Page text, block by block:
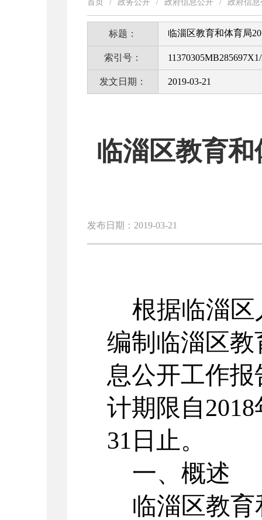
首页 / 政务公开 / 政府信息公开 / 政府信
标题： 临淄区教育和体育局
索引号：
发文日期： 2019-03-21
临淄区教育
发布日期：2019-03-21
根据临淄
编制临淄区教
息公开工作
计期限自
31日止。
一、概述
临淄区教